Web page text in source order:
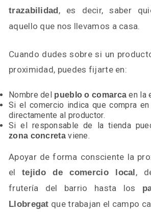
trazabilidad, es decir, saber
aquello que nos llevamos a casa.
Cuando dudes sobre si un
proximidad, puedes fijarte en:
Nombre del pueblo o comarca en la
Si el comercio indica que compra en
directamente al productor.
Si el responsable de la tienda
zona concretaviene.
Apoyar de forma consciente la
eltejido de comercio local,
frutería del barrio hasta los
Llobregat que trabajan el campo